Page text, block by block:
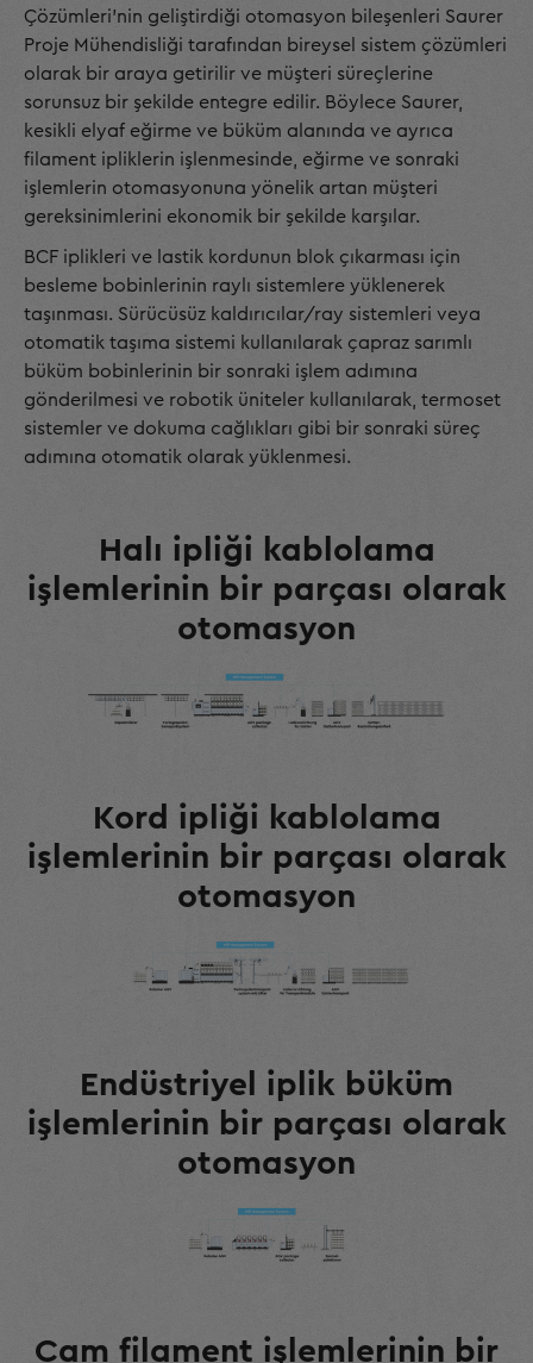
Çözümleri’nin geliştirdiği otomasyon bileşenleri Saurer
Proje Mühendisliği tarafından bireysel sistem çözümleri
olarak bir araya getirilir ve müşteri süreçlerine
sorunsuz bir şekilde entegre edilir. Böylece Saurer,
kesikli elyaf eğirme ve büküm alanında ve ayrıca
filament ipliklerin işlenmesinde, eğirme ve sonraki
işlemlerin otomasyonuna yönelik artan müşteri
gereksinimlerini ekonomik bir şekilde karşılar.
BCF iplikleri ve lastik kordunun blok çıkarması için
besleme bobinlerinin raylı sistemlere yüklenerek
taşınması. Sürücüsüz kaldırıcılar/ray sistemleri veya
otomatik taşıma sistemi kullanılarak çapraz sarımlı
büküm bobinlerinin bir sonraki işlem adımına
gönderilmesi ve robotik üniteler kullanılarak, termoset
sistemler ve dokuma cağlıkları gibi bir sonraki süreç
adımına otomatik olarak yüklenmesi.
Halı ipliği kablolama
işlemlerinin bir parçası olarak
otomasyon
Kord ipliği kablolama
işlemlerinin bir parçası olarak
otomasyon
Endüstriyel iplik büküm
işlemlerinin bir parçası olarak
otomasyon
Cam filament işlemlerinin bir